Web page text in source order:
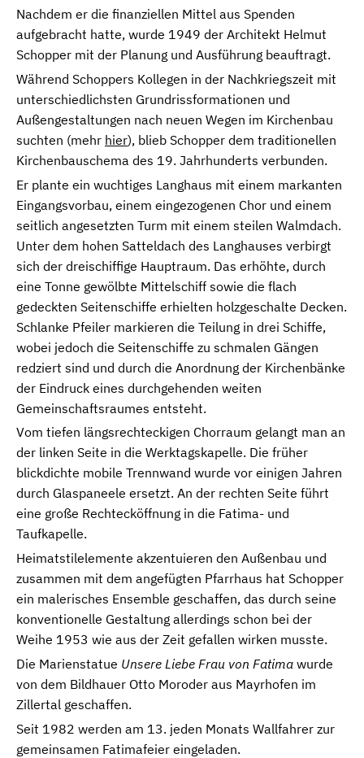
Nachdem er die finanziellen Mittel aus Spenden
aufgebracht hatte, wurde 1949 der Architekt Helmut
Schopper mit der Planung und Ausführung beauftragt.
Während Schoppers Kollegen in der Nachkriegszeit mit
unterschiedlichsten Grundrissformationen und
Außengestaltungen nach neuen Wegen im Kirchenbau
suchten (mehr hier), blieb Schopper dem traditionellen
Kirchenbauschema des 19. Jahrhunderts verbunden.
Er plante ein wuchtiges Langhaus mit einem markanten
Eingangsvorbau, einem eingezogenen Chor und einem
seitlich angesetzten Turm mit einem steilen Walmdach.
Unter dem hohen Satteldach des Langhauses verbirgt
sich der dreischiffige Hauptraum. Das erhöhte, durch
eine Tonne gewölbte Mittelschiff sowie die flach
gedeckten Seitenschiffe erhielten holzgeschalte Decken.
Schlanke Pfeiler markieren die Teilung in drei Schiffe,
wobei jedoch die Seitenschiffe zu schmalen Gängen
redziert sind und durch die Anordnung der Kirchenbänke
der Eindruck eines durchgehenden weiten
Gemeinschaftsraumes entsteht.
Vom tiefen längsrechteckigen Chorraum gelangt man an
der linken Seite in die Werktagskapelle. Die früher
blickdichte mobile Trennwand wurde vor einigen Jahren
durch Glaspaneele ersetzt. An der rechten Seite führt
eine große Rechtecköffnung in die Fatima- und
Taufkapelle.
Heimatstilelemente akzentuieren den Außenbau und
zusammen mit dem angefügten Pfarrhaus hat Schopper
ein malerisches Ensemble geschaffen, das durch seine
konventionelle Gestaltung allerdings schon bei der
Weihe 1953 wie aus der Zeit gefallen wirken musste.
Die Marienstatue Unsere Liebe Frau von Fatima wurde
von dem Bildhauer Otto Moroder aus Mayrhofen im
Zillertal geschaffen.
Seit 1982 werden am 13. jeden Monats Wallfahrer zur
gemeinsamen Fatimafeier eingeladen.